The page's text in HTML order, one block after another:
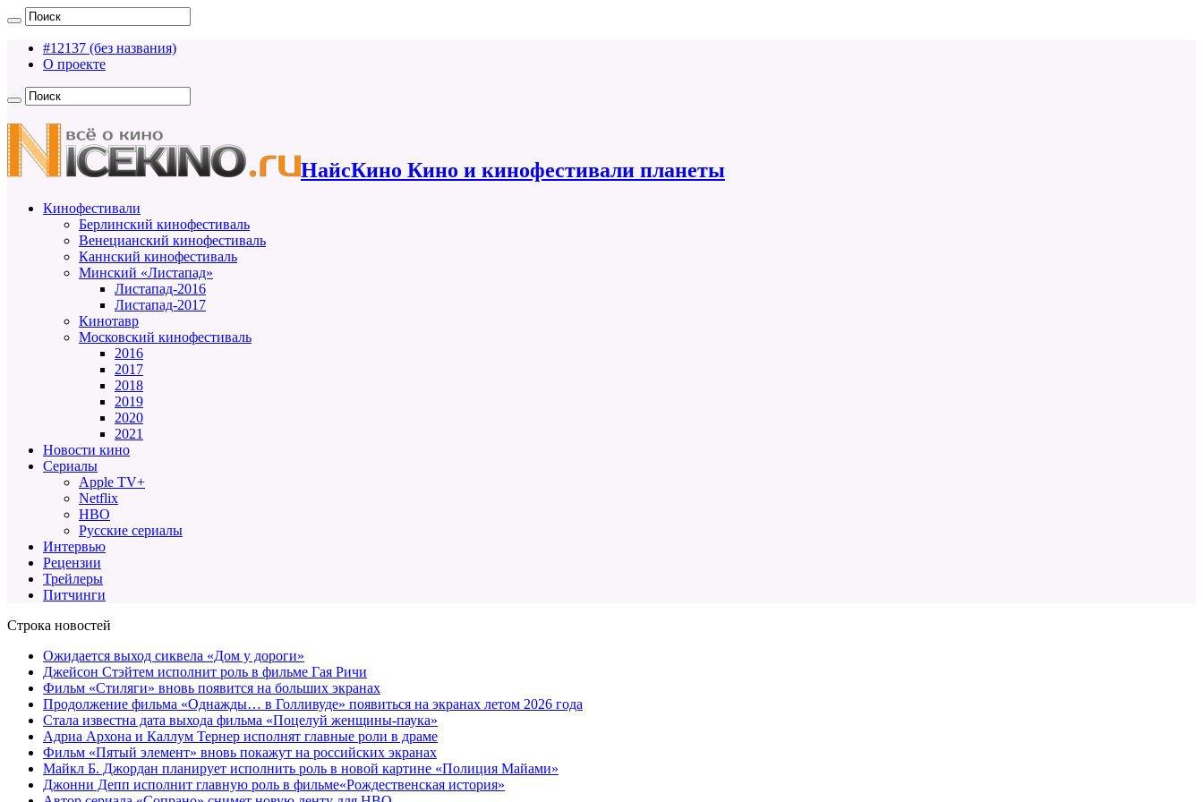
#12137 (без названия)
О проекте
НайсКино Кино и кинофестивали планеты
Кинофестивали
Берлинский кинофестиваль
Венецианский кинофестиваль
Каннский кинофестиваль
Минский «Листапад»
Листапад-2016
Листапад-2017
Кинотавр
Московский кинофестиваль
2016
2017
2018
2019
2020
2021
Новости кино
Сериалы
Apple TV+
Netflix
HBO
Русские сериалы
Интервью
Рецензии
Трейлеры
Питчинги
Строка новостей
Ожидается выход сиквела «Дом у дороги»
Джейсон Стэйтем исполнит роль в фильме Гая Ричи
Фильм «Стиляги» вновь появится на больших экранах
Продолжение фильма «Однажды… в Голливуде» появиться на экранах летом 2026 года
Стала известна дата выхода фильма «Поцелуй женщины-паука»
Адриа Архона и Каллум Тернер исполнят главные роли в драме
Фильм «Пятый элемент» вновь покажут на российских экранах
Майкл Б. Джордан планирует исполнить роль в новой картине «Полиция Майами»
Джонни Депп исполнит главную роль в фильме«Рождественская история»